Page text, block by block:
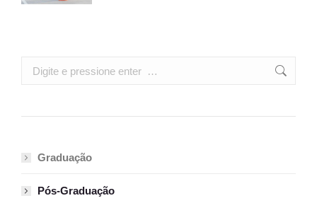
Search:
Graduação
Pós-Graduação